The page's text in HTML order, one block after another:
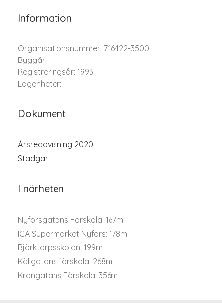
Information
Organisationsnummer: 716422-3500
Byggår:
Registreringsår: 1993
Lägenheter:
Dokument
Årsredovisning 2020
Stadgar
I närheten
Nyforsgatans Förskola: 167m
ICA Supermarket Nyfors: 178m
Björktorpsskolan: 199m
Källgatans förskola: 268m
Krongatans Förskola: 356m